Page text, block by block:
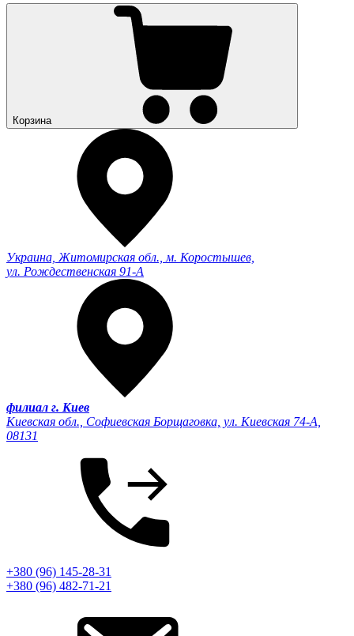
Корзина
Украина, Житомирская обл., м. Коростышев,
ул. Рождественская 91-А
филиал г. Киев
Киевская обл., Софиевская Борщаговка, ул. Киевская 74-А,
08131
+380 (96) 145-28-31
+380 (96) 482-71-21